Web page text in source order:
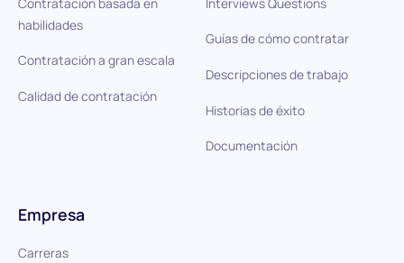
habilidades
Contratación a gran escala
Calidad de contratación
Guías de cómo contratar
Descripciones de trabajo
Historias de éxito
Documentación
Empresa
Carreras